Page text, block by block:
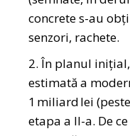
concrete s-au
senzori, rachete.
2. În planul
estimată a
1 miliard lei
etapa a II-a. De